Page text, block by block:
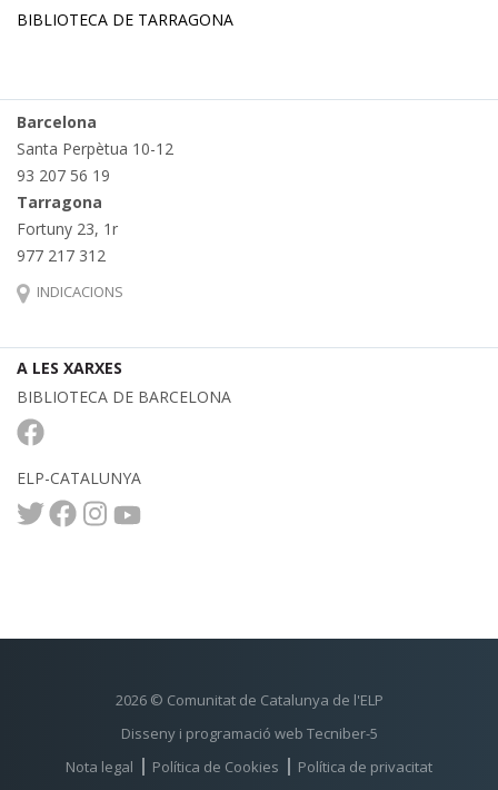
BIBLIOTECA DE TARRAGONA
Barcelona
Santa Perpètua 10-12
93 207 56 19
Tarragona
Fortuny 23, 1r
977 217 312
INDICACIONS
A LES XARXES
BIBLIOTECA DE BARCELONA
ELP-CATALUNYA
2026 © Comunitat de Catalunya de l'ELP
Disseny i programació web Tecniber-5
Nota legal
Política de Cookies Política de privacitat